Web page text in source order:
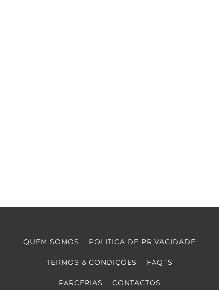
QUEM SOMOS POLITICA DE PRIVACIDADE
TERMOS & CONDIÇÕES FAQ´S
PARCERIAS CONTACTOS